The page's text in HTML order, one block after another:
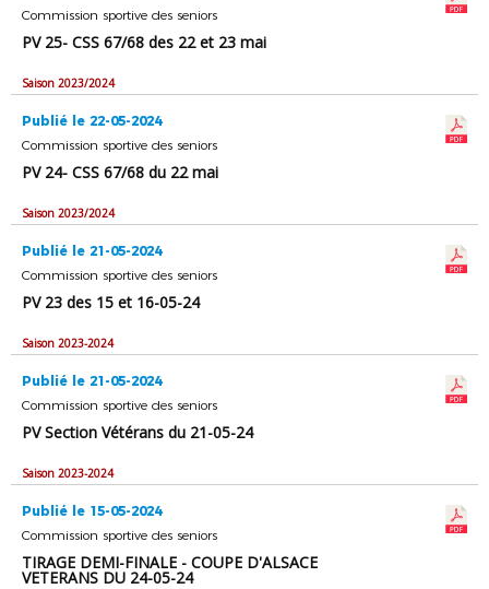
Commission sportive des seniors
PV 25- CSS 67/68 des 22 et 23 mai
Saison 2023/2024
Publié le 22-05-2024
Commission sportive des seniors
PV 24- CSS 67/68 du 22 mai
Saison 2023/2024
Publié le 21-05-2024
Commission sportive des seniors
PV 23 des 15 et 16-05-24
Saison 2023-2024
Publié le 21-05-2024
Commission sportive des seniors
PV Section Vétérans du 21-05-24
Saison 2023-2024
Publié le 15-05-2024
Commission sportive des seniors
TIRAGE DEMI-FINALE - COUPE D'ALSACE
VETERANS DU 24-05-24